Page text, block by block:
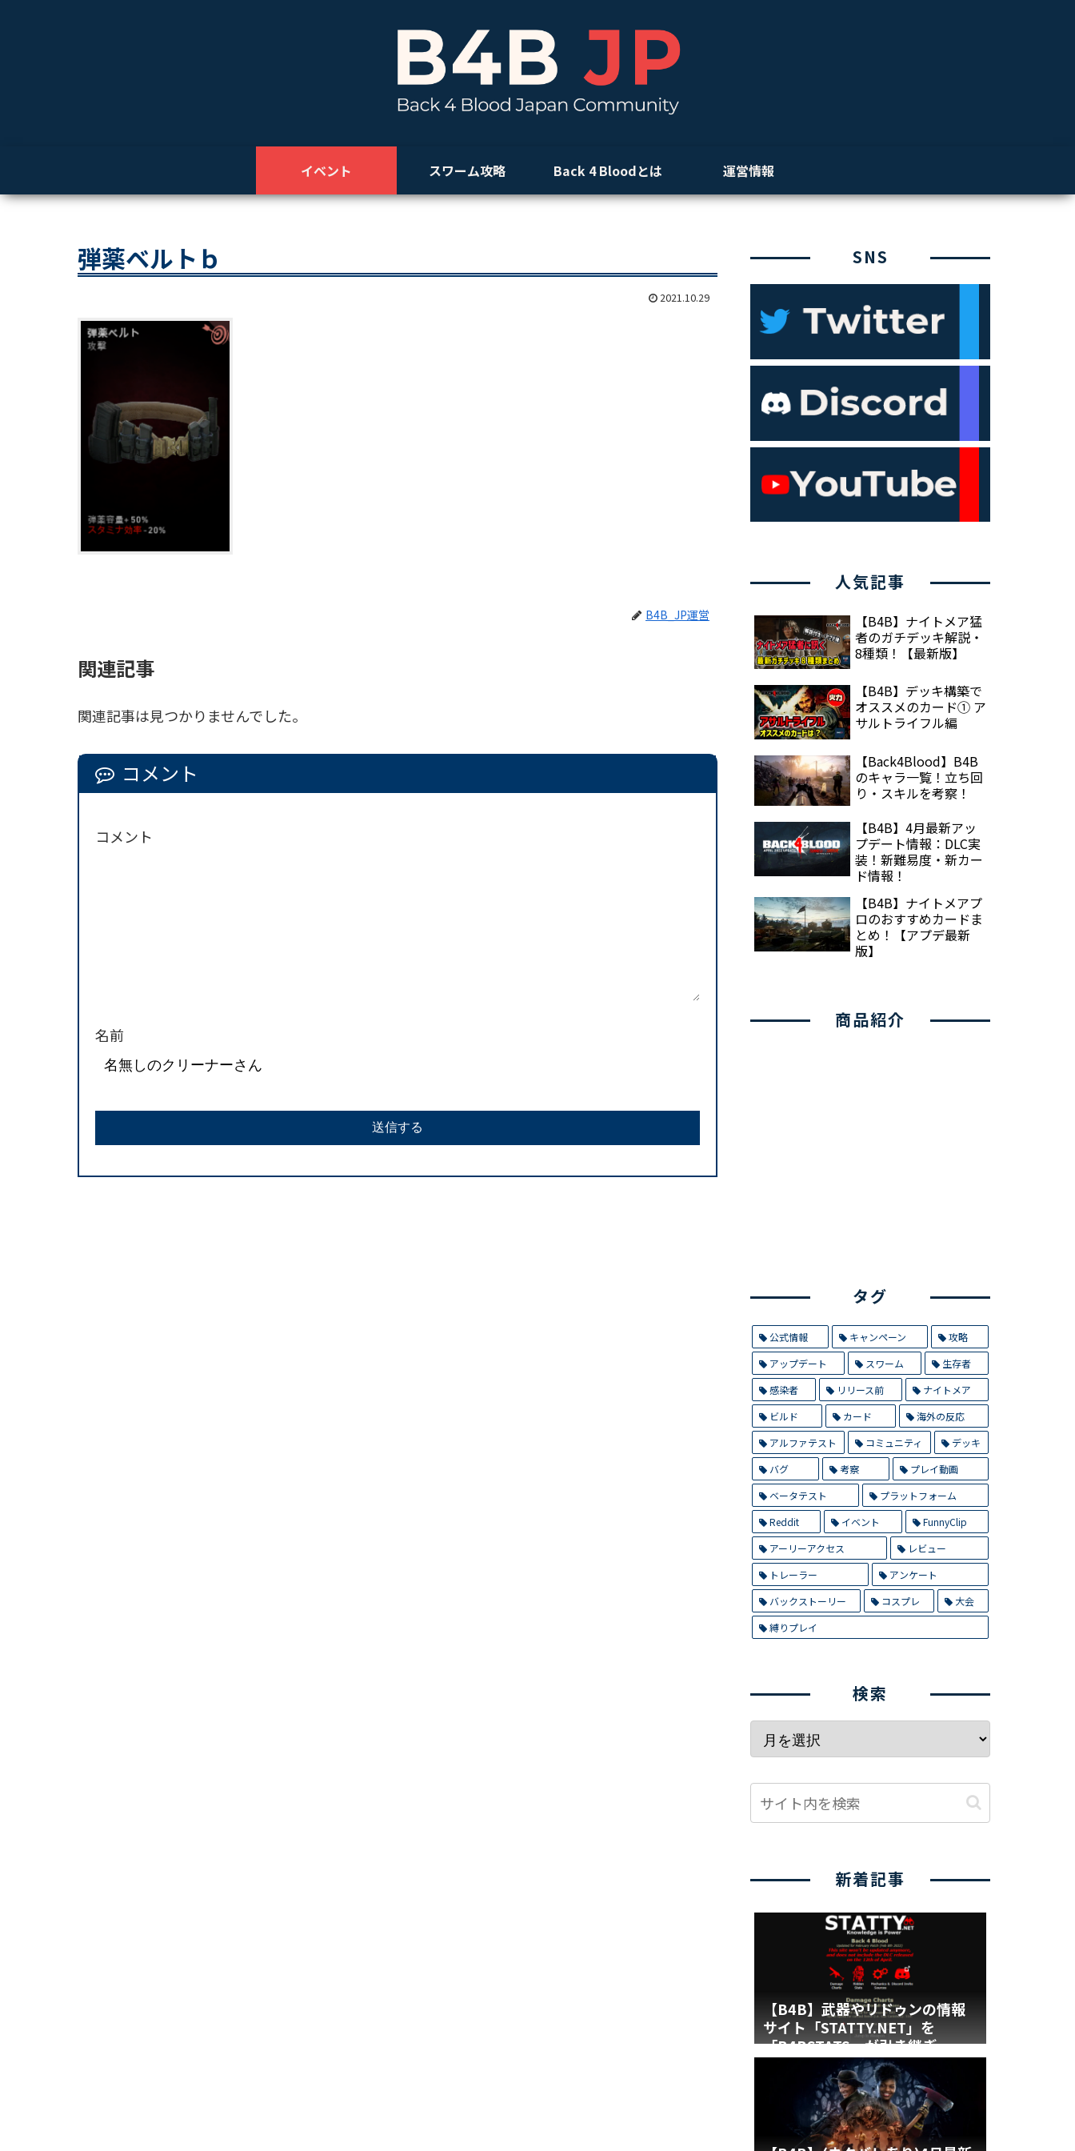
イベント スワーム攻略 Back 4 Bloodとは 運営情報
弾薬ベルトｂ
2021.10.29
B4B_JP運営
関連記事
関連記事は見つかりませんでした。
コメント
コメント
名前
SNS
人気記事
【B4B】ナイトメア猛
者のガチデッキ解説・
8種類！【最新版】
【B4B】デッキ構築で
オススメのカード① ア
サルトライフル編
【Back4Blood】B4B
のキャラ一覧！立ち回
り・スキルを考察！
【B4B】4月最新アッ
プデート情報：DLC実
装！新難易度・新カー
ド情報！
【B4B】ナイトメアプ
ロのおすすめカードま
とめ！【アプデ最新
版】
商品紹介
タグ
公式情報 キャンペーン
攻略
アップデート
スワーム
生存者
感染者
リリース前
ナイトメア
ビルド
カード
海外の反応
アルファテスト
コミュニティ
デッキ
バグ
考察
プレイ動画
ベータテスト
プラットフォーム
Reddit
イベント
FunnyClip
アーリーアクセス
レビュー
トレーラー
アンケート
バックストーリー
コスプレ
大会
縛りプレイ
検索
新着記事
【B4B】武器やリドゥンの情報
サイト「STATTY.NET」を
「B4BSTATS」が引き継ぎ